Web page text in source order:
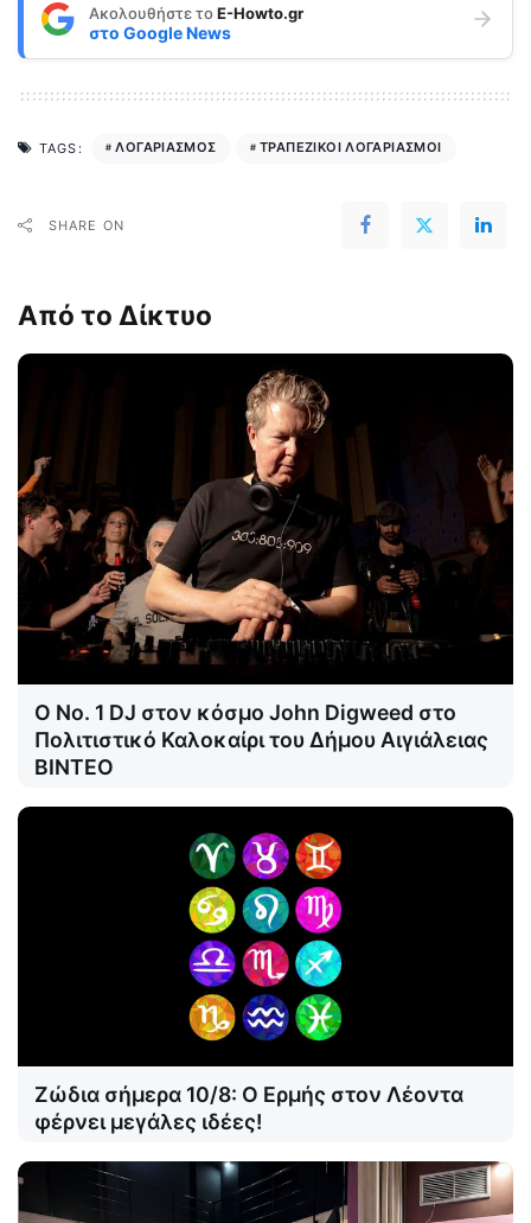
Ακολουθήστε τοE-Howto.gr
στο Google News
TAGS: ΛΟΓΑΡΙΑΣΜΟΣ ΤΡΑΠΕΖΙΚΟΙ ΛΟΓΑΡΙΑΣΜΟΙ
SHARE ON
Από το Δίκτυο
Ο Νο. 1 DJ στον κόσμο John Digweed στο
Πολιτιστικό Καλοκαίρι του Δήμου Αιγιάλειας
ΒΙΝΤΕΟ
Ζώδια σήμερα 10/8: Ο Ερμής στον Λέοντα
φέρνει μεγάλες ιδέες!